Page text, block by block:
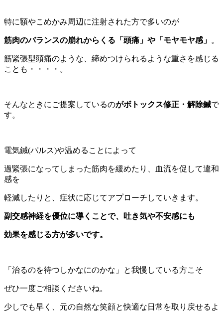
特に額やこめかみ周辺に注射された方で多いのが
筋肉のバランスの崩れからくる「頭痛」や「モヤモヤ感」 。
筋緊張型頭痛のような、締めつけられるような重さを感じる
ことも・・・・。
そんなときにご提案しているのがボトックス修正・解除鍼で
す。
電気鍼(パルス)や温めることによって
過緊張になってしまった筋肉を緩めたり、血流を促して違和
感を
軽減したりと、症状に応じてアプローチしていきます。
副交感神経を優位に導くことで、吐き気や不安感にも
効果を感じる方が多いです。
「治るのを待つしかなにのかな」と我慢している方こそ
ぜひ一度ご相談くださいね。
少しでも早く、元の自然な笑顔と快適な日常を取り戻せるよ